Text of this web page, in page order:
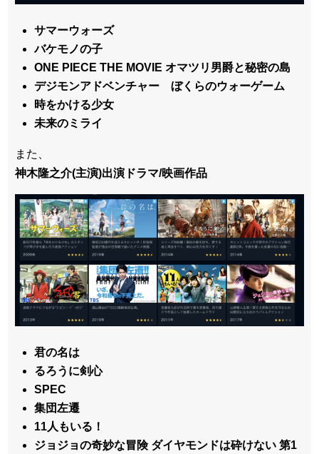
サマーウォーズ
バケモノの子
ONE PIECE THE MOVIE オマツリ男爵と秘密の島
デジモンアドベンチャー ぼくらのウォーゲーム
時をかける少女
未来のミライ
また、
神木隆之介(主演)出演ドラマ/映画作品
君の名は
るろうに剣心
SPEC
集団左遷
11人もいる！
ジョジョの奇妙な冒険 ダイヤモンドは砕けない 第1